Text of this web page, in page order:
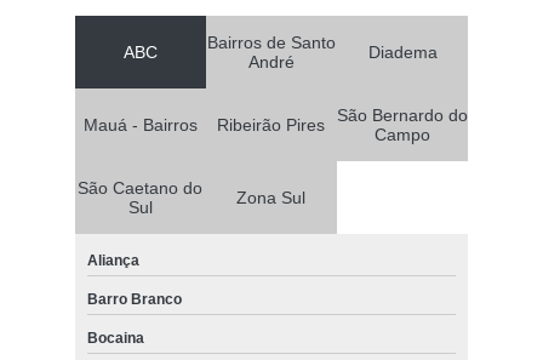
ABC
Bairros de Santo
André
Diadema
Mauá - Bairros Ribeirão Pires
São Bernardo do
Campo
São Caetano do
Sul
Zona Sul
Aliança
Barro Branco
Bocaina